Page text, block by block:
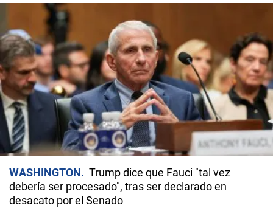
WASHINGTON
Trump dice que Fauci "tal vez
debería ser procesado", tras ser declarado en
desacato por el Senado